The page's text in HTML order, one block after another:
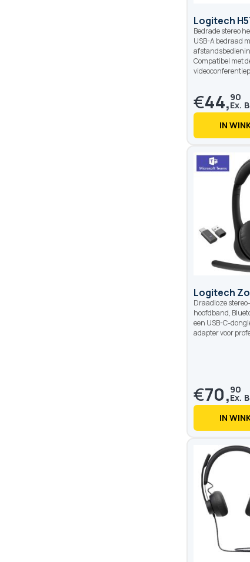
Logitech
Bedrade stereo
USB-A bedraad
Compatibel met
€44,90
IN
Logitech
Draadloze
hoofdband,
een USB-C-
adapter voor
€70,90
IN